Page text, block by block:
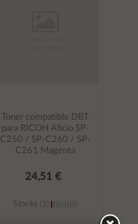
Toner compatible DBT
para RICOH Aficio SP-
C250 / SP-C260 / SP-
C261 Magenta
24,51 €
Stocks (1)